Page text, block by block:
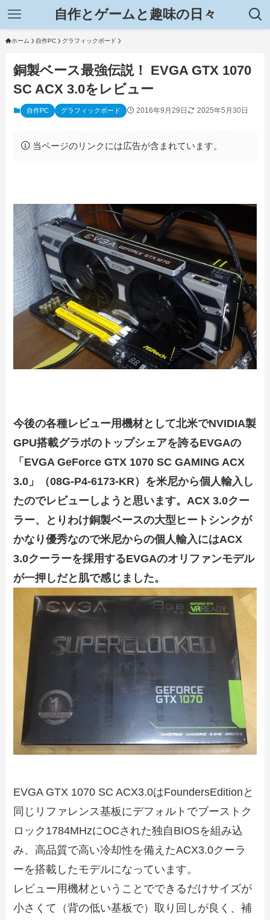
自作とゲームと趣味の日々
ホーム 自作PC グラフィックボード
銅製ベース最強伝説！ EVGA GTX 1070
SC ACX 3.0をレビュー
自作PC グラフィックボード 2016年9月29日 2025年5月30日
当ページのリンクには広告が含まれています。
今後の各種レビュー用機材として北米でNVIDIA製
GPU搭載グラボのトップシェアを誇るEVGAの
「EVGA GeForce GTX 1070 SC GAMING ACX
3.0」（08G-P4-6173-KR）を米尼から個人輸入し
たのでレビューしようと思います。 ACX 3.0クー
ラー、とりわけ銅製ベースの大型ヒートシンクが
かなり優秀なので米尼からの個人輸入にはACX
3.0クーラーを採用するEVGAのオリファンモデル
が一押しだと肌で感じました。
EVGA GTX 1070 SC ACX3.0はFoundersEditionと
同じリファレンス基板にデフォルトでブーストク
ロック1784MHzにOCされた独自BIOSを組み込
み、高品質で高い冷却性を備えたACX3.0クーラ
ーを搭載したモデルになっています。
レビュー用機材ということでできるだけサイズが
小さくて（背の低い基板で）取り回しが良く、補